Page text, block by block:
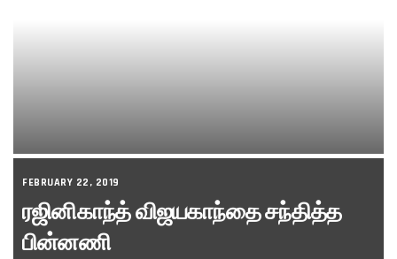
FEBRUARY 22, 2019
ரஜினிகாந்த் விஜயகாந்தை சந்தித்த
பின்னணி